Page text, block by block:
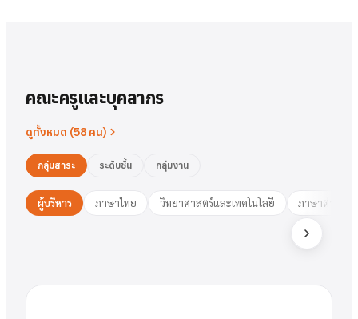
คณะครูและบุคลากร
ดูทั้งหมด (58 คน)
กลุ่มสาระ ระดับชั้น กลุ่มงาน
ผู้บริหาร ภาษาไทย วิทยาศาสตร์และเทคโนโลยี ภาษาต่างประ
นายสารัตน์ พวงเงิน นางสาวชมพูนุท ศรีฟ้า